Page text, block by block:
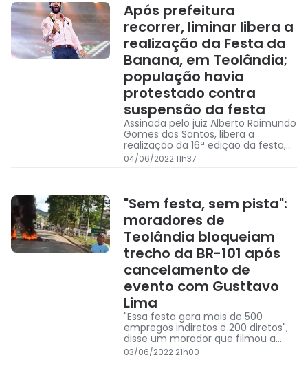
Após prefeitura
recorrer, liminar libera a
realização da Festa da
Banana, em Teolândia;
população havia
protestado contra
suspensão da festa
Assinada pelo juiz Alberto Raimundo
Gomes dos Santos, libera a
realização da 16ª edição da festa,
que deve acontecer entre hoje e o
próximo dia 13 de junho.
04/06/2022 11h37
"Sem festa, sem pista":
moradores de
Teolândia bloqueiam
trecho da BR-101 após
cancelamento de
evento com Gusttavo
Lima
"Essa festa gera mais de 500
empregos indiretos e 200 diretos",
disse um morador que filmou a
manifestação. "Todo mundo fez
mercado antes, e agora? Eu to
03/06/2022 21h00